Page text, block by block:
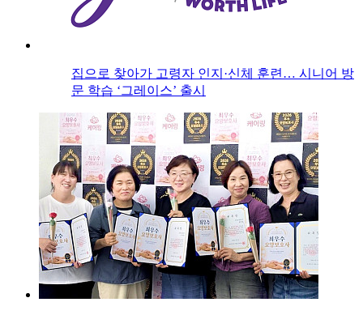
집으로 찾아가 고령자 인지·신체 훈련… 시니어 방
문 학습 ‘그레이스’ 출시